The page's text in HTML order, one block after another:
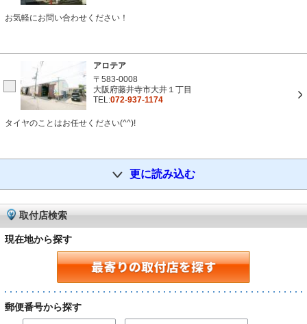
お気軽にお問い合わせください！
アロテア
〒583-0008
大阪府藤井寺市大井１丁目
TEL:072-937-1174
タイヤのことはお任せください(^^)!
更に読み込む
取付店検索
現在地から探す
郵便番号から探す